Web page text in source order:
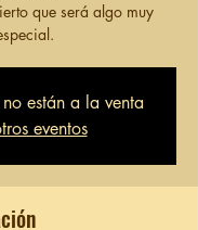
que será algo muy
no están a la venta
eventos